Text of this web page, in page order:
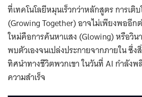
ที่เทคโนโลยีหมุนเร็วกว่าหลักสูตร การเติ
(Growing Together) อาจไม่เพียงพออีก
ใหม่คือการค้นหาแสง (Glowing) หรือวิ
พบตัวเองจนเปล่งประกายจากภายใน ซึ่ง
ทิศนำทางชีวิตพวกเขา ในวันที่ AI กำลัง
ความสำเร็จ